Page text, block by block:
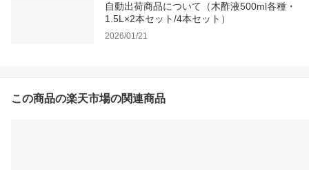
自動出荷商品について（木酢液500ml各種・
1.5L×2本セット/4本セット）
2026/01/21
この商品の楽天市場の関連商品